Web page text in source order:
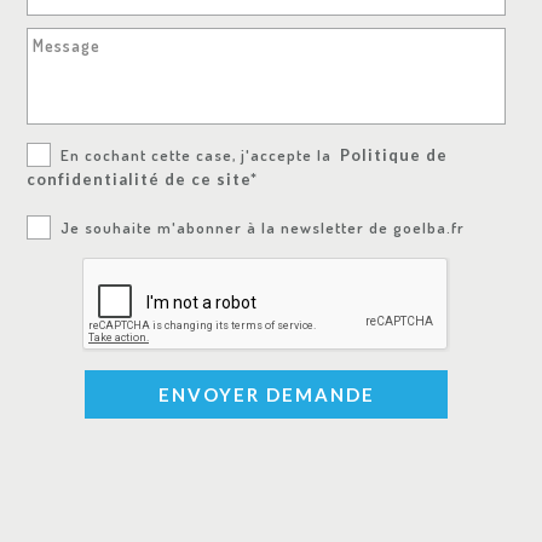
Message
En cochant cette case, j'accepte la
Politique de
confidentialité de ce site*
Je souhaite m'abonner à la newsletter de goelba.fr
ENVOYER DEMANDE